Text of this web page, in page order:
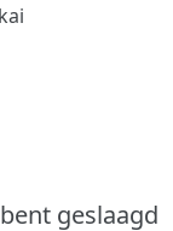
geslaagd